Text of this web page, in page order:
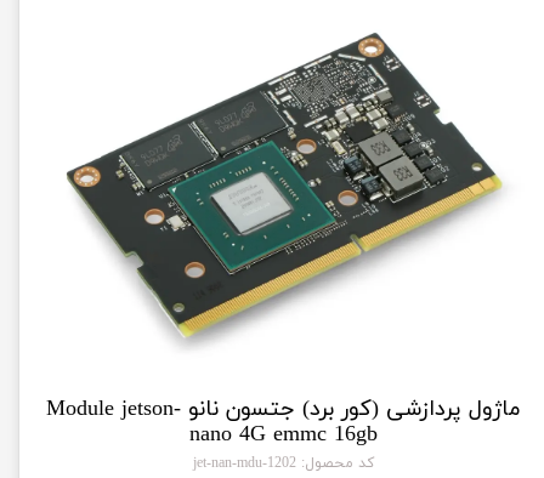
ماژول پردازشی (کور برد) جتسون نانو Module jetson-
nano 4G emmc 16gb
کد محصول: 1202-jet-nan-mdu